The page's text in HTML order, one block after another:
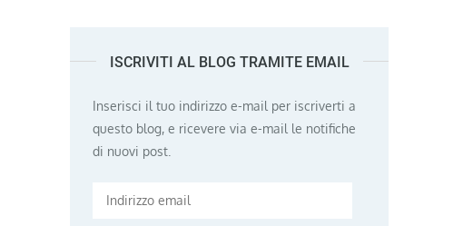
ISCRIVITI AL BLOG TRAMITE EMAIL
Inserisci il tuo indirizzo e-mail per iscriverti a
questo blog, e ricevere via e-mail le notifiche
di nuovi post.
Indirizzo